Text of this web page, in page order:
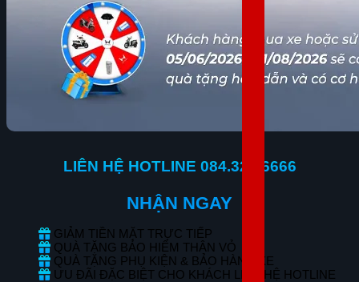
LIÊN HỆ HOTLINE 084.323.6666
NHẬN NGAY
GIẢM TIỀN MẶT TRỰC TIẾP
QUÀ TẶNG BẢO HIỂM THÂN VỎ
QUÀ TẶNG PHỤ KIỆN & BẢO HÀNH XE
ƯU ĐÃI ĐẶC BIỆT CHO KHÁCH LIÊN HỆ HOTLINE